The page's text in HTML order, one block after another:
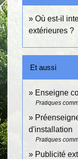
Où est-il
extérieures ?
Et aussi
Enseigne
Pratiques
d'installation
Pratiques
Publicité